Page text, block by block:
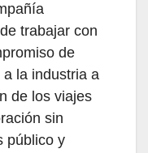
trabajar con
de
la industria a
de los viajes
sin
público y